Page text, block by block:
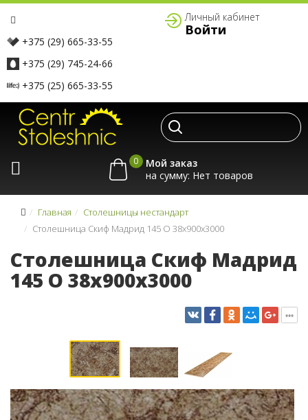
+375 (29) 665-33-55
+375 (29) 745-24-66
+375 (25) 665-33-55
Личный кабинет
Войти
0
Мой заказ
на сумму:
Главная
Столешницы нестандарт
Столешница Скиф Мадрид 145 O 38x900x3000
Столешница Скиф Мадрид
145 O 38x900x3000